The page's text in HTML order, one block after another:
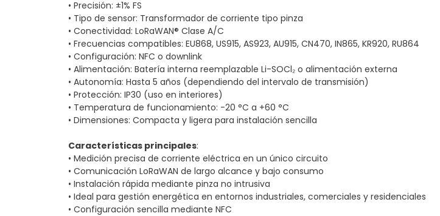
• Precisión: ±1% FS
• Tipo de sensor: Transformador de corriente tipo pinza
• Conectividad: LoRaWAN® Clase A/C
• Frecuencias compatibles: EU868, US915, AS923, AU915, CN470, IN865, KR920, RU864
• Configuración: NFC o downlink
• Alimentación: Batería interna reemplazable Li-SOCl₂ o alimentación externa
• Autonomía: Hasta 5 años (dependiendo del intervalo de transmisión)
• Protección: IP30 (uso en interiores)
• Temperatura de funcionamiento: -20 °C a +60 °C
• Dimensiones: Compacta y ligera para instalación sencilla
Características principales:
• Medición precisa de corriente eléctrica en un único circuito
• Comunicación LoRaWAN de largo alcance y bajo consumo
• Instalación rápida mediante pinza no intrusiva
• Ideal para gestión energética en entornos industriales, comerciales y residenciales
• Configuración sencilla mediante NFC